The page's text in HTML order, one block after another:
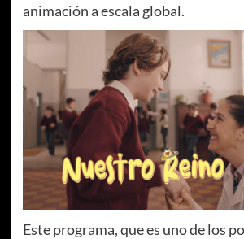
animación a escala global.
Este programa, que es uno de los